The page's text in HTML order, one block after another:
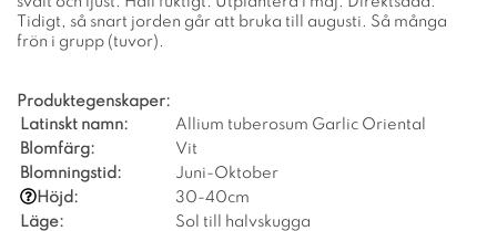
Tidigt, så snart jorden går att bruka till augusti. Så många
frön i grupp (tuvor).
Produktegenskaper:
Latinskt namn:
Allium tuberosum Garlic Oriental
Blomfärg:
Vit
Blomningstid:
Juni-Oktober
Höjd:
30-40cm
Läge:
Sol till halvskugga